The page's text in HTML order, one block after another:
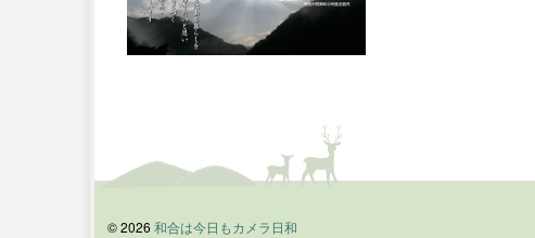
© 2026 和合は今日もカメラ日和